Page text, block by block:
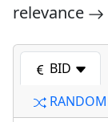
relevance
BID
RANDOM